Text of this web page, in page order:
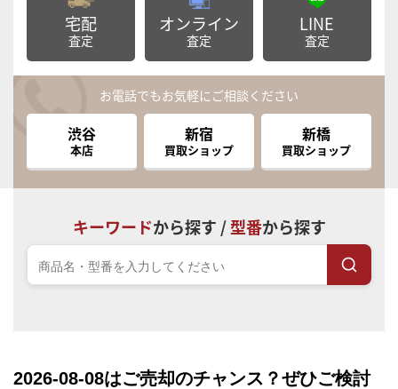
宅配
査定
オンライン
査定
LINE
査定
お電話でもお気軽にご相談ください
渋谷
本店
新宿
買取ショップ
新橋
買取ショップ
キーワードから探す /型番から探す
2026-08-08はご売却のチャンス？ぜひご検討